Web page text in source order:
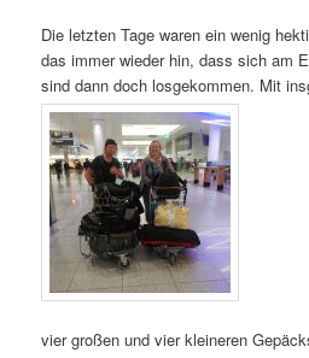
Die letzten Tage waren ein wenig
das immer wieder hin, dass sich am
sind dann doch losgekommen. Mit
vier großen und vier kleineren